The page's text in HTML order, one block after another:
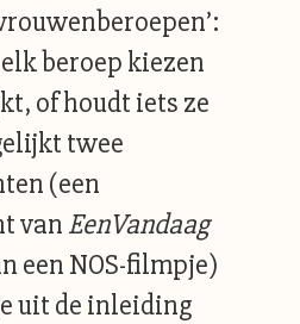
beroep kiezen
of houdt iets ze
twee
(een
van EenVandaag
een NOS-filmpje)
uit de inleiding